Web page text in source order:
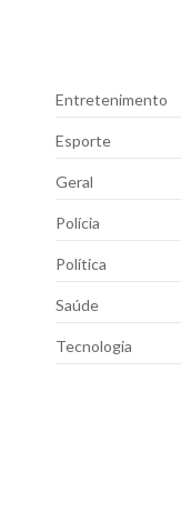
Entretenimento
Esporte
Geral
Polícia
Política
Saúde
Tecnologia